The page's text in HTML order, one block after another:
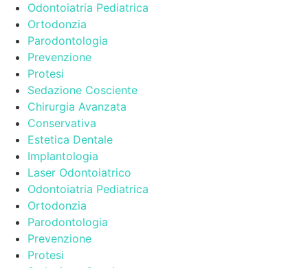
Odontoiatria Pediatrica
Ortodonzia
Parodontologia
Prevenzione
Protesi
Sedazione Cosciente
Chirurgia Avanzata
Conservativa
Estetica Dentale
Implantologia
Laser Odontoiatrico
Odontoiatria Pediatrica
Ortodonzia
Parodontologia
Prevenzione
Protesi